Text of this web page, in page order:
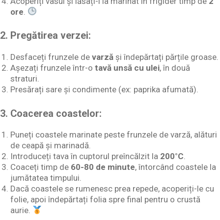
ore
2. Pregătirea verzei:
Desfaceți frunzele devarză și îndepărtați părțile groase.
Așezați frunzele într-otavă unsă cu ulei, în două
straturi.
Presărați sare și condimente (ex: paprika afumată).
3. Coacerea coastelor:
Puneți coastele marinate peste frunzele de varză, alături
de ceapă și marinadă.
Introduceți tava în cuptorul preîncălzit la 200°C.
Coaceți timp de 60-80 de minute, întorcând coastele la
jumătatea timpului.
Dacă coastele se rumenesc prea repede, acoperiți-le cu
folie, apoi îndepărtați folia spre final pentru o crustă
aurie.